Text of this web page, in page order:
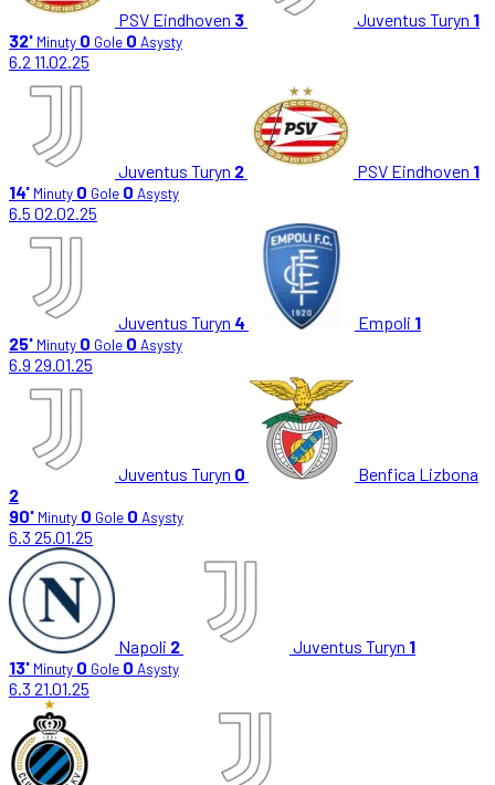
PSV Eindhoven 3 Juventus Turyn 1
32' Minuty 0 Gole 0 Asysty
6.2 11.02.25
Juventus Turyn 2 PSV Eindhoven 1
14' Minuty 0 Gole 0 Asysty
6.5 02.02.25
Juventus Turyn 4 Empoli 1
25' Minuty 0 Gole 0 Asysty
6.9 29.01.25
Juventus Turyn 0
Benfica Lizbona
2
90' Minuty 0 Gole 0 Asysty
6.3 25.01.25
Napoli 2 Juventus Turyn 1
13' Minuty 0 Gole 0 Asysty
6.3 21.01.25